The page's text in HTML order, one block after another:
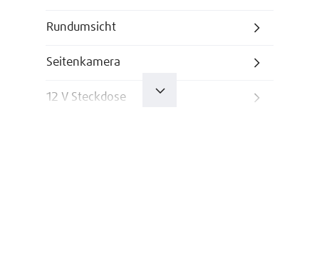
Rundumsicht
Seitenkamera
12 V Steckdose